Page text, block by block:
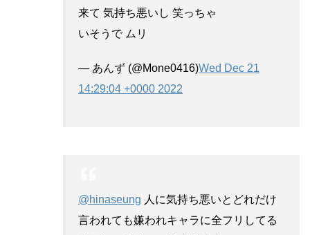
来て 気持ち悪いし 笑っちゃ
いそうで ムリ
— あんず (@Mone0416)Wed Dec 21
14:29:04 +0000 2022
@hinaseung 人に気持ち悪いとどれだけ
言われても嫌われキャラに全フリしてる